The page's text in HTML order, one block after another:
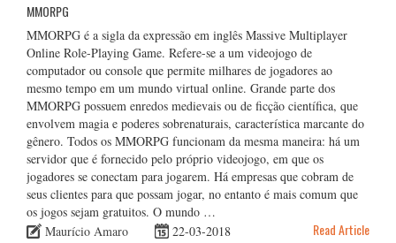
MMORPG
MMORPG é a sigla da expressão em inglês Massive Multiplayer
Online Role-Playing Game. Refere-se a um videojogo de
computador ou console que permite milhares de jogadores ao
mesmo tempo em um mundo virtual online. Grande parte dos
MMORPG possuem enredos medievais ou de ficção científica, que
envolvem magia e poderes sobrenaturais, característica marcante do
gênero. Todos os MMORPG funcionam da mesma maneira: há um
servidor que é fornecido pelo próprio videojogo, em que os
jogadores se conectam para jogarem. Há empresas que cobram de
seus clientes para que possam jogar, no entanto é mais comum que
os jogos sejam gratuitos. O mundo …
Maurício Amaro
22-03-2018 Read Article